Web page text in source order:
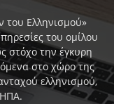
του Ελληνισμού»
του ομίλου
στόχο την έγκυρη
στο χώρο της
ελληνισμού,
ΗΠΑ.